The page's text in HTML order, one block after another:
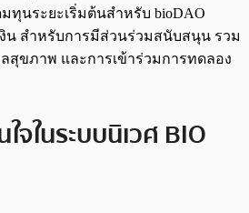
ทุนระยะเริ่มต้นสำหรับ bioDAO
งิน สำหรับการมีส่วนร่วมสนับสนุน รวม
สุขภาพ และการเข้าร่วมการทดลอง
จในระบบนิเวศ BIO